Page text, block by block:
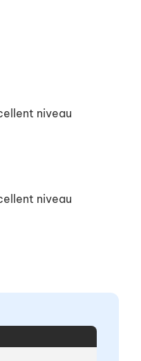
niveau
niveau